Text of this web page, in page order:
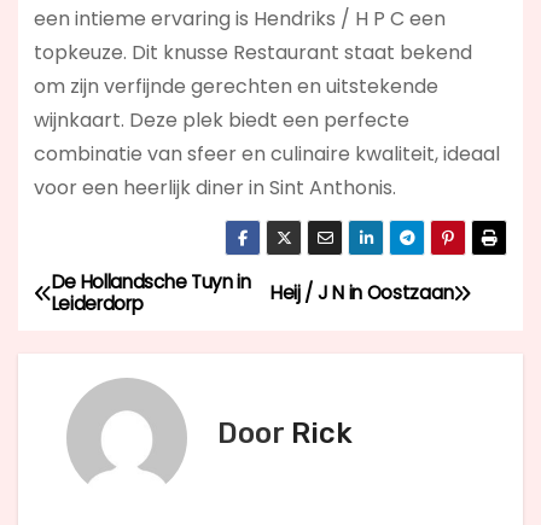
een intieme ervaring is Hendriks / H P C een
topkeuze. Dit knusse Restaurant staat bekend
om zijn verfijnde gerechten en uitstekende
wijnkaart. Deze plek biedt een perfecte
combinatie van sfeer en culinaire kwaliteit, ideaal
voor een heerlijk diner in Sint Anthonis.
B
e
Heij / J N in Oostzaan
De Hollandsche Tuyn in
Leiderdorp
Door Rick